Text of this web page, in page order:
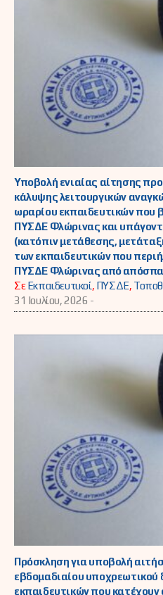
Υποβολή ενιαίας αίτησης
κάλυψης λειτουργικών
ωραρίου εκπαιδευτικών που
ΠΥΣΔΕ Φλώρινας και
(κατόπιν μετάθεσης,
των εκπαιδευτικών που
ΠΥΣΔΕ Φλώρινας από
ΣεΕκπαιδευτικοί, ΠΥΣΔΕ,
31 Ιουλίου, 2026 -
Πρόσκληση για υποβολή
εβδομαδιαίου υποχρεωτικού
εκπαιδευτικών που